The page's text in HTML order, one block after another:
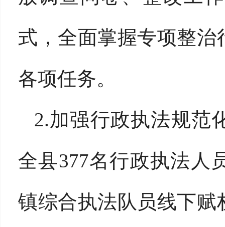
式，全面掌握专项整
各项任务。
2.加强行政执法规范
全县377名行政执法人
镇综合执法队员线下